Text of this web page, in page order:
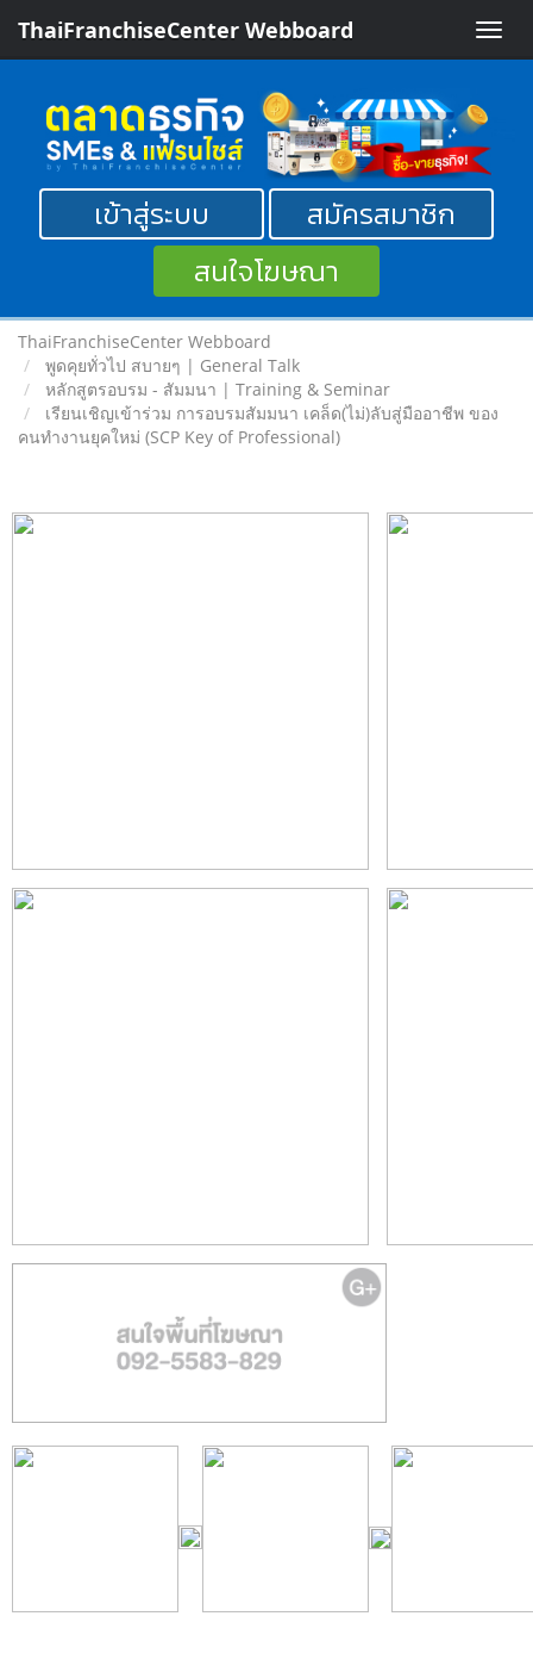
Toggle
ThaiFranchiseCenter Webboard
เข้าสู่ระบบ
สมัครสมาชิก
สนใจโฆษณา
ThaiFranchiseCenter Webboard
พูดคุยทั่วไป สบายๆ | General Talk
หลักสูตรอบรม - สัมมนา | Training & Seminar
เรียนเชิญเข้าร่วม การอบรมสัมมนา เคล็ด(ไม่)ลับสู่มืออาชีพ ของ
คนทำงานยุคใหม่ (SCP Key of Professional)